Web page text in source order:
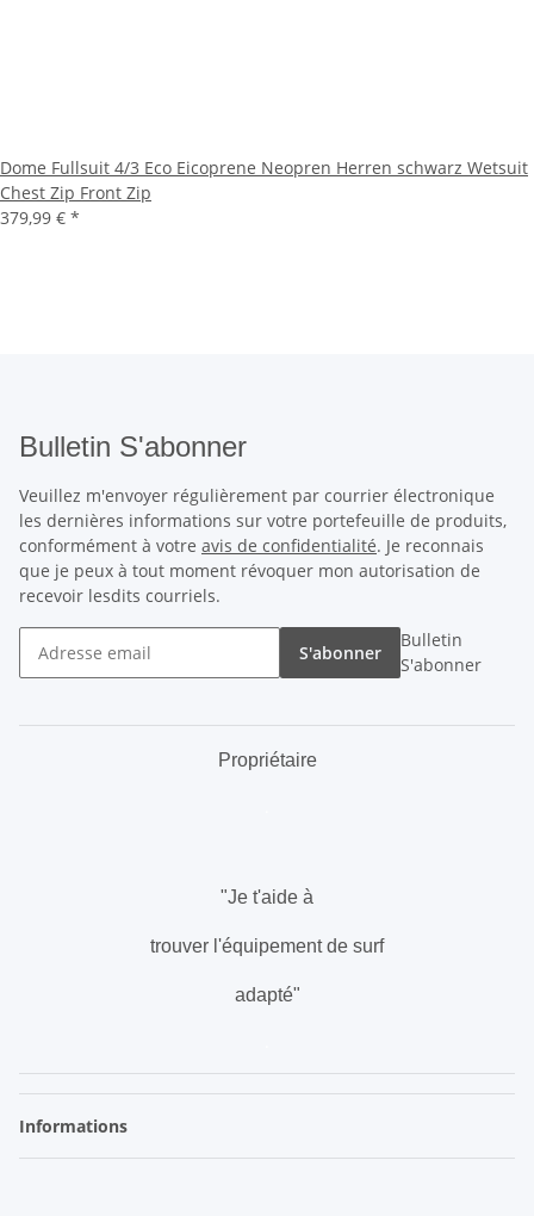
Dome Fullsuit 4/3 Eco Eicoprene Neopren Herren schwarz Wetsuit
Chest Zip Front Zip
379,99 € *
Bulletin S'abonner
Veuillez m'envoyer régulièrement par courrier électronique
les dernières informations sur votre portefeuille de produits,
conformément à votre avis de confidentialité. Je reconnais
que je peux à tout moment révoquer mon autorisation de
recevoir lesdits courriels.
S'abonner
Bulletin
S'abonner
Propriétaire
"Je t'aide à
trouver l'équipement de surf
adapté"
Informations